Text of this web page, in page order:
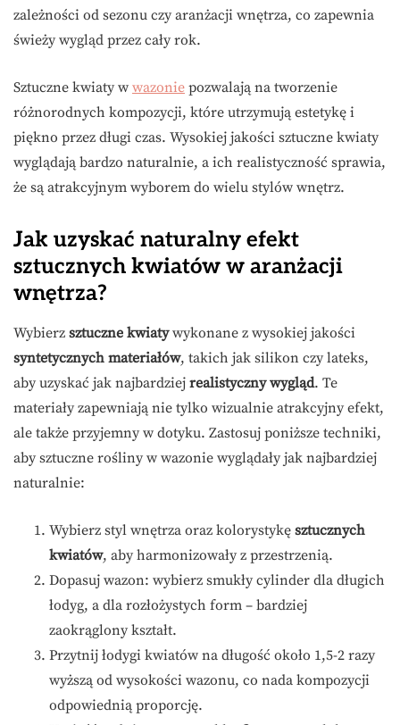
zależności od sezonu czy aranżacji wnętrza, co zapewnia
świeży wygląd przez cały rok.
Sztuczne kwiaty w wazonie pozwalają na tworzenie
różnorodnych kompozycji, które utrzymują estetykę i
piękno przez długi czas. Wysokiej jakości sztuczne kwiaty
wyglądają bardzo naturalnie, a ich realistyczność sprawia,
że są atrakcyjnym wyborem do wielu stylów wnętrz.
Jak uzyskać naturalny efekt
sztucznych kwiatów w aranżacji
wnętrza?
Wybierz sztuczne kwiatywykonane z wysokiej jakości
syntetycznych materiałów, takich jak silikon czy lateks,
aby uzyskać jak najbardziej realistyczny wygląd. Te
materiały zapewniają nie tylko wizualnie atrakcyjny efekt,
ale także przyjemny w dotyku. Zastosuj poniższe techniki,
aby sztuczne rośliny w wazonie wyglądały jak najbardziej
naturalnie:
Wybierz styl wnętrza oraz kolorystykę sztucznych
kwiatów, aby harmonizowały z przestrzenią.
Dopasuj wazon: wybierz smukły cylinder dla długich
łodyg, a dla rozłożystych form – bardziej
zaokrąglony kształt.
Przytnij łodygi kwiatów na długość około 1,5-2 razy
wyższą od wysokości wazonu, co nada kompozycji
odpowiednią proporcję.